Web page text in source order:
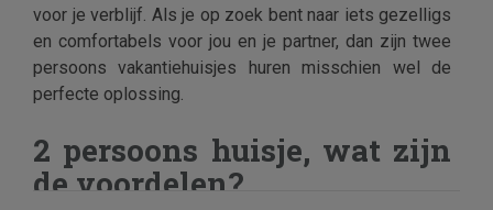
voor je verblijf. Als je op zoek bent naar iets gezelligs
en comfortabels voor jou en je partner, dan zijn twee
persoons vakantiehuisjes huren misschien wel de
perfecte oplossing.
2 persoons huisje, wat zijn
de voordelen?